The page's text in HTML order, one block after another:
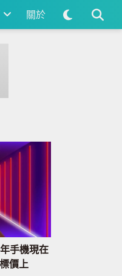
關於
手機現在
價上